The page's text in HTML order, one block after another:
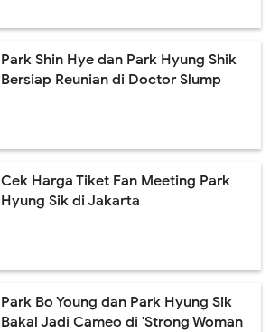
Park Shin Hye dan Park Hyung Shik
Bersiap Reunian di Doctor Slump
Cek Harga Tiket Fan Meeting Park
Hyung Sik di Jakarta
Park Bo Young dan Park Hyung Sik
Bakal Jadi Cameo di 'Strong Woman